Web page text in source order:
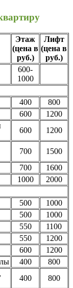
Этаж
(цена в
руб.)
Лифт
(цена в
руб.)
600-
1000
400
800
600
1200
600
1200
700
1500
700
1600
1000
2000
500
1000
500
1000
550
1100
550
1200
600
1200
400
800
400
800